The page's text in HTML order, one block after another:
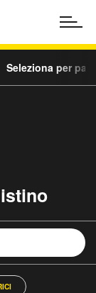
Seleziona per